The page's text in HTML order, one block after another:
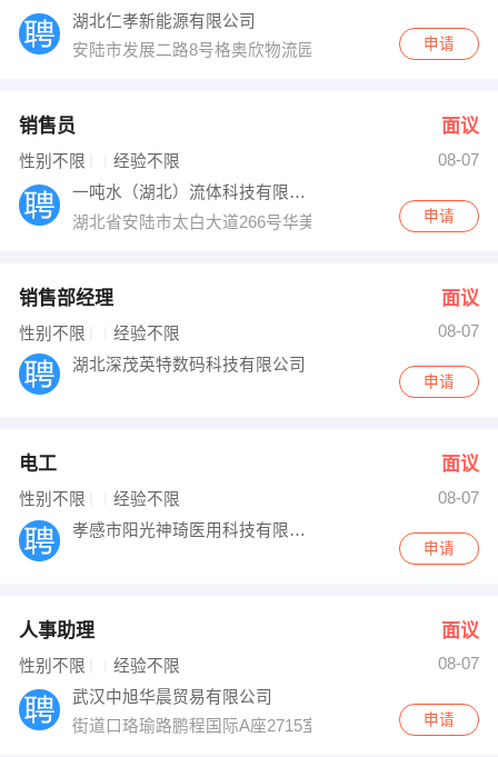
湖北仁孝新能源有限公司
安陆市发展二路8号格奥欣物流园
申请
销售员 面议
性别不限 经验不限
08-07
一吨水（湖北）流体科技有限公司
湖北省安陆市太白大道266号华美智造产业新城A区D2-2
申请
销售部经理 面议
性别不限 经验不限
08-07
湖北深茂英特数码科技有限公司
申请
电工 面议
性别不限 经验不限
08-07
孝感市阳光神琦医用科技有限公司
申请
人事助理 面议
性别不限 经验不限
08-07
武汉中旭华晨贸易有限公司
街道口珞瑜路鹏程国际A座2715室
申请